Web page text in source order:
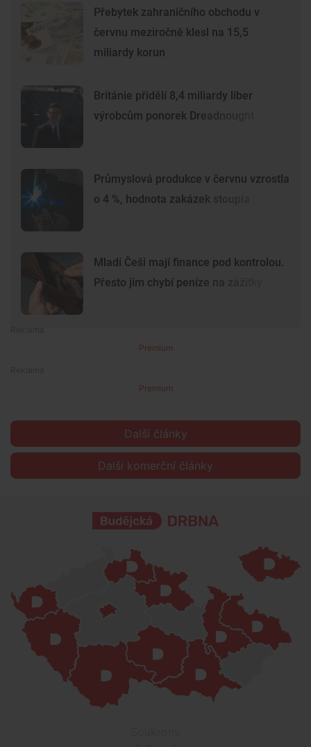
Přebytek zahraničního obchodu v
červnu meziročně klesl na 15,5
miliardy korun
Británie přidělí 8,4 miliardy liber
výrobcům ponorek Dreadnought
Průmyslová produkce v červnu vzrostla
o 4 %, hodnota zakázek stoupla
Mladí Češi mají finance pod kontrolou.
Přesto jim chybí peníze na zážitky
Premium
Premium
Další články
Další komerční články